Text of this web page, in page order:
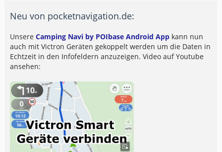
Neu von pocketnavigation.de:
Unsere Camping Navi by POIbase Android App kann nun
auch mit Victron Geräten gekoppelt werden um die Daten in
Echtzeit in den Infofeldern anzuzeigen. Video auf Youtube
ansehen: